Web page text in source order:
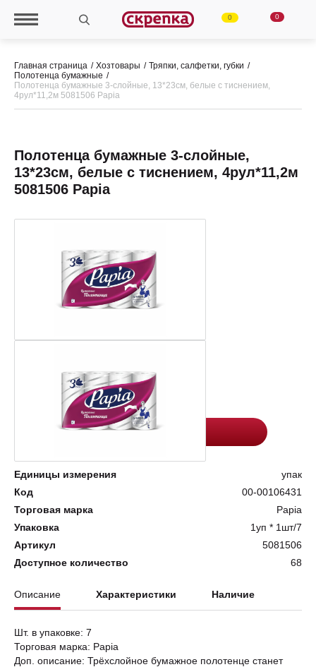
0 0
Главная страница Хозтовары
Тряпки, салфетки, губки
Полотенца бумажные
Полотенца бумажные 3-слойные, 13*23см, белые с тиснением,
4рул*11,2м 5081506 Papia
363.2
Добавить в корзину
Полотенца бумажные 3-слойные,
13*23см, белые с тиснением, 4рул*11,2м
5081506 Papia
Единицы измерения
упак
Код
00-00106431
Торговая марка
Papia
Упаковка
1уп * 1шт/7
Артикул
5081506
Доступное количество
68
Описание Характеристики Наличие
Шт. в упаковке: 7
Торговая марка: Papia
Доп. описание: Трёхслойное бумажное полотенце станет